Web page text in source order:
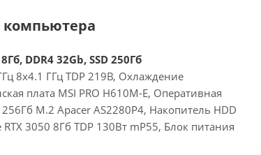
компьютера
DDR4 32Gb, SSD 250Гб
8x4.1 ГГц TDP 219В, Охлаждение
плата MSI PRO H610M-E, Оперативная
M.2 Apacer AS2280P4, Накопитель HDD
RTX 3050 8Гб TDP 130Вт mP55, Блок питания